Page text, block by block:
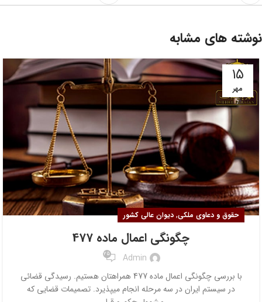
نوشته های مشابه
۱۵
مهر
حقوق و دعاوی ملکی, دیوان عالی کشور
چگونگی اعمال ماده 477
Admin
25
با بررسی چگونگی اعمال ماده 477 همراهتان هستیم. رسیدگی قضائی
در سیستم ایران در سه مرحله انجام می‎پذیرد. تصمیمات قضایی که